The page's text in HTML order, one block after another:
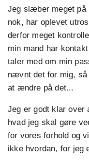
Jeg slæber meget på
nok, har oplevet
derfor meget
min mand har
taler med om min
nævnt det for mig, så
at ændre på det...
Jeg er godt klar over
hvad jeg skal gøre
for vores forhold og
ikke hvordan, for jeg